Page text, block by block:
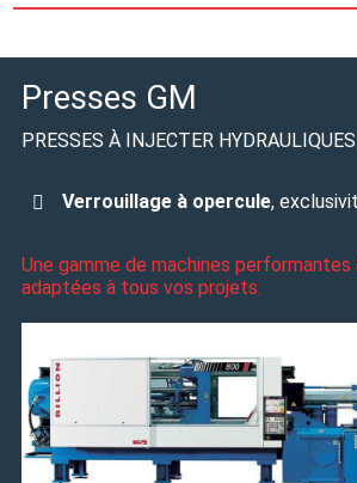
Presses GM
PRESSES À INJECTER
Verrouillage à opercule,
Une gamme de machines
adaptées à tous vos projets.